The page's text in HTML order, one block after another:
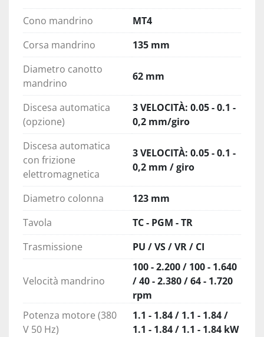
Cono mandrino
MT4
Corsa mandrino
135 mm
Diametro canotto
mandrino
62 mm
Discesa automatica
(opzione)
3 VELOCITÀ: 0.05 - 0.1 -
0,2 mm/giro
Discesa automatica
con frizione
elettromagnetica
3 VELOCITÀ: 0.05 - 0.1 -
0,2 mm / giro
Diametro colonna
123 mm
Tavola
TC - PGM - TR
Trasmissione
PU / VS / VR / CI
Velocità mandrino
100 - 2.200 / 100 - 1.640
/ 40 - 2.380 / 64 - 1.720
rpm
Potenza motore (380
V 50 Hz)
1.1 - 1.84 / 1.1 - 1.84 /
1.1 - 1.84 / 1.1 - 1.84 kW